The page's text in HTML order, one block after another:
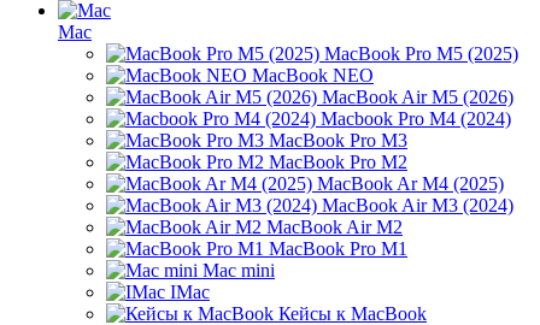
Mac
MacBook Pro M5 (2025)
MacBook NEO
MacBook Air M5 (2026)
Macbook Pro M4 (2024)
MacBook Pro M3
MacBook Pro M2
MacBook Ar M4 (2025)
MacBook Air M3 (2024)
MacBook Air M2
MacBook Pro M1
Mac mini
IMac
Кейсы к MacBook